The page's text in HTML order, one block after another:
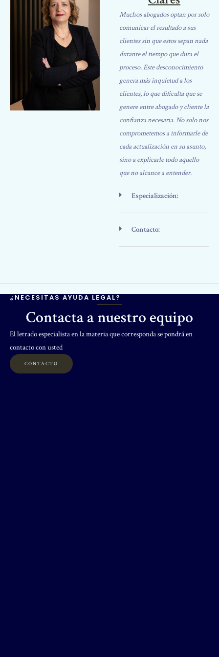
Muchos abogados optan por solo
comunicar el resultado a sus
clientes sin que estos sepan nada
durante el tiempo que dura el
proceso. Este desconocimiento
genera más inquietud a los
clientes, lo que dificulta que se
genere entre abogado y cliente la
confianza necesaria. No solo nos
comprometemos a informarle de
cada actualización en su asunto,
sino a explicarle todo aquello
que no alcance a entender.
Especialización:
Contacto:
¿NECESITAS AYUDA LEGAL?
Contacta a nuestro equipo
El letrado especialista en la materia que corresponda se pondrá en
contacto con usted
CONTACTO